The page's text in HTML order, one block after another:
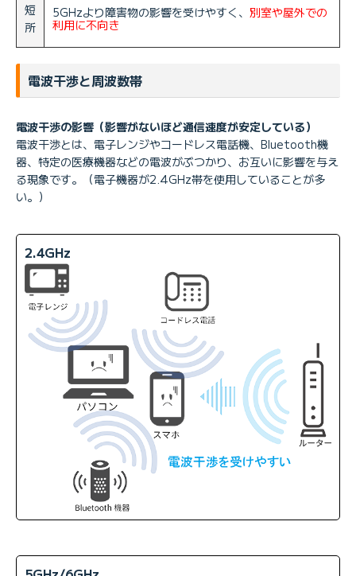
短
所
5GHzより障害物の影響を受けやすく、 別室や屋外での
利用に不向き
電波干渉と周波数帯
電波干渉の影響（影響がないほど通信速度が安定している）
電波干渉とは、電子レンジやコードレス電話機、Bluetooth機
器、特定の医療機器などの電波がぶつかり、お互いに影響を与え
る現象です。（電子機器が2.4GHz帯を使用していることが多
い。）
2.4GHz